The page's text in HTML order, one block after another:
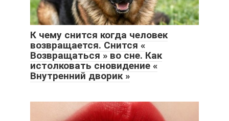
К чему снится когда человек
возвращается. Снится «
Возвращаться » во сне. Как
истолковать сновидение «
Внутренний дворик »